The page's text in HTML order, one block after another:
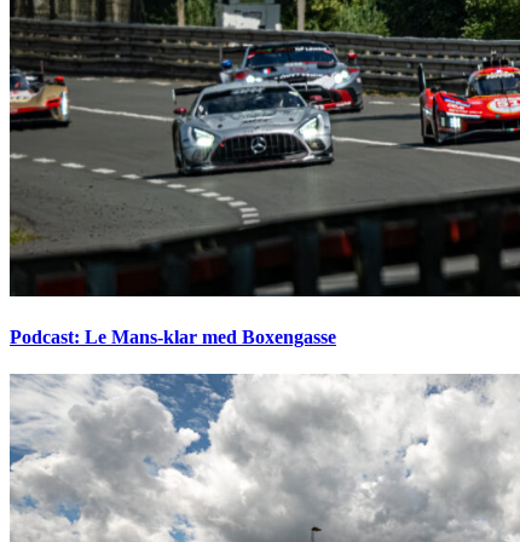
Podcast: Le Mans-klar med Boxengasse